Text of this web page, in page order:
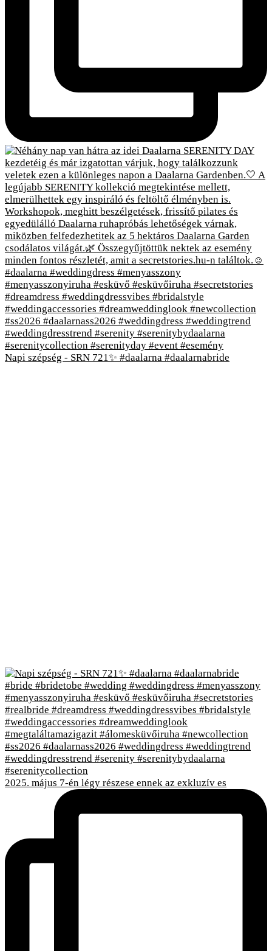
Napi szépség - SRN 721✨ #daalarna #daalarnabride
2025. május 7-én légy részese ennek az exkluzív es